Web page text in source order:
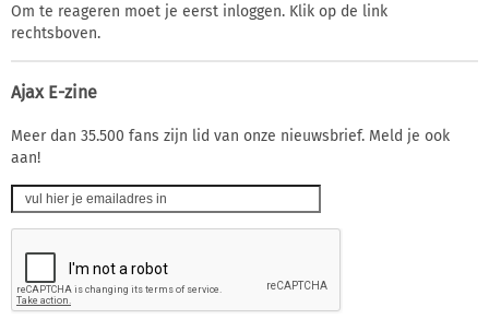
Om te reageren moet je eerst inloggen. Klik op de link
rechtsboven.
Ajax E-zine
Meer dan 35.500 fans zijn lid van onze nieuwsbrief. Meld je ook
aan!